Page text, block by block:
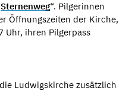
Sternenweg“. Pilgerinnen
Öffnungszeiten der Kirche,
Uhr, ihren Pilgerpass
Ludwigskirche zusätzlich